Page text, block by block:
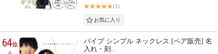
(3)
64位
パイプ シンプル ネックレス [ペア販売] 名
入れ・刻…